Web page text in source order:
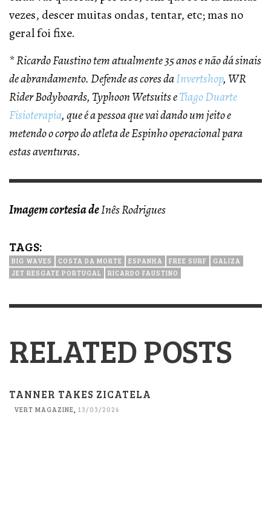
vezes, descer muitas ondas, tentar, etc; mas no
geral foi fixe.
* Ricardo Faustino tem atualmente 35 anos e não dá sinais
de abrandamento. Defende as cores daInvertshop, WR
Rider Bodyboards, Typhoon Wetsuits eTiago Duarte
Fisioterapia, que é a pessoa que vai dando um jeito e
metendo o corpo do atleta de Espinho operacional para
estas aventuras.
Imagem cortesia deInês Rodrigues
TAGS:
BIG WAVES COSTA DA MORTE ESPANHA FREE SURF
GALIZA
JET RESGATE PORTUGAL
RICARDO FAUSTINO
RELATED POSTS
TANNER TAKES ZICATELA
VERT MAGAZINE 13/03/2026